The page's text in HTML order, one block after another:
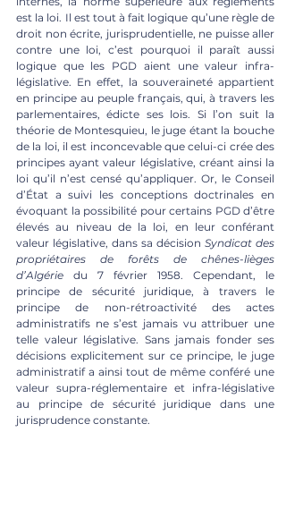
est la loi. Il est tout à fait logique qu’une règle de
droit non écrite, jurisprudentielle, ne puisse aller
contre une loi, c’est pourquoi il paraît aussi
logique que les PGD aient une valeur infra-
législative. En effet, la souveraineté appartient
en principe au peuple français, qui, à travers les
parlementaires, édicte ses lois. Si l’on suit la
théorie de Montesquieu, le juge étant la bouche
de la loi, il est inconcevable que celui-ci crée des
principes ayant valeur législative, créant ainsi la
loi qu’il n’est censé qu’appliquer. Or, le Conseil
d’État a suivi les conceptions doctrinales en
évoquant la possibilité pour certains PGD d’être
élevés au niveau de la loi, en leur conférant
valeur législative, dans sa décision Syndicat des
propriétaires de forêts de chênes-lièges
d’Algérie du 7 février 1958. Cependant, le
principe de sécurité juridique, à travers le
principe de non-rétroactivité des actes
administratifs ne s’est jamais vu attribuer une
telle valeur législative. Sans jamais fonder ses
décisions explicitement sur ce principe, le juge
administratif a ainsi tout de même conféré une
valeur supra-réglementaire et infra-législative
au principe de sécurité juridique dans une
jurisprudence constante.